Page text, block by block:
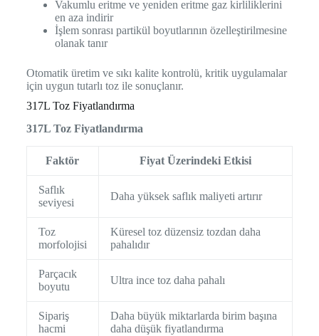
Vakumlu eritme ve yeniden eritme gaz kirliliklerini
en aza indirir
İşlem sonrası partikül boyutlarının özelleştirilmesine
olanak tanır
Otomatik üretim ve sıkı kalite kontrolü, kritik uygulamalar
için uygun tutarlı toz ile sonuçlanır.
317L Toz Fiyatlandırma
317L Toz Fiyatlandırma
Faktör Fiyat Üzerindeki Etkisi
Saflık
seviyesi
Daha yüksek saflık maliyeti artırır
Toz
morfolojisi
Küresel toz düzensiz tozdan daha
pahalıdır
Parçacık
boyutu
Ultra ince toz daha pahalı
Sipariş
hacmi
Daha büyük miktarlarda birim başına
daha düşük fiyatlandırma